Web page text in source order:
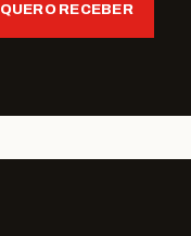
QUERO RECEBER